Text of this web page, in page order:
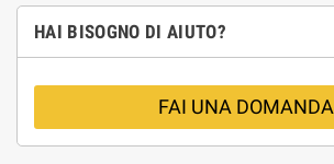
HAI BISOGNO DI AIUTO?
FAI UNA DOMANDA